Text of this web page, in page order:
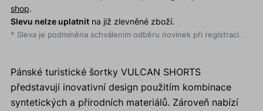
shop.
Slevu nelze uplatnitna již zlevněné zboží.
* Sleva je podmíněna schválením odběru novinek při registraci.
Pánské turistické šortky VULCAN SHORTS
představují inovativní design použitím kombinace
syntetických a přírodních materiálů. Zároveň nabízí